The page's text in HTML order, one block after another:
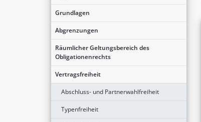
Grundlagen
Abgrenzungen
Räumlicher Geltungsbereich des
Obligationenrechts
Vertragsfreiheit
Abschluss- und Partnerwahlfreiheit
Typenfreiheit